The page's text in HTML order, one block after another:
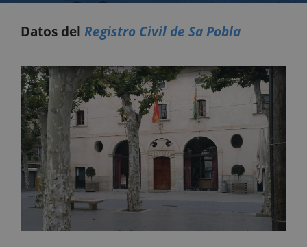
Datos del Registro Civil de Sa Pobla